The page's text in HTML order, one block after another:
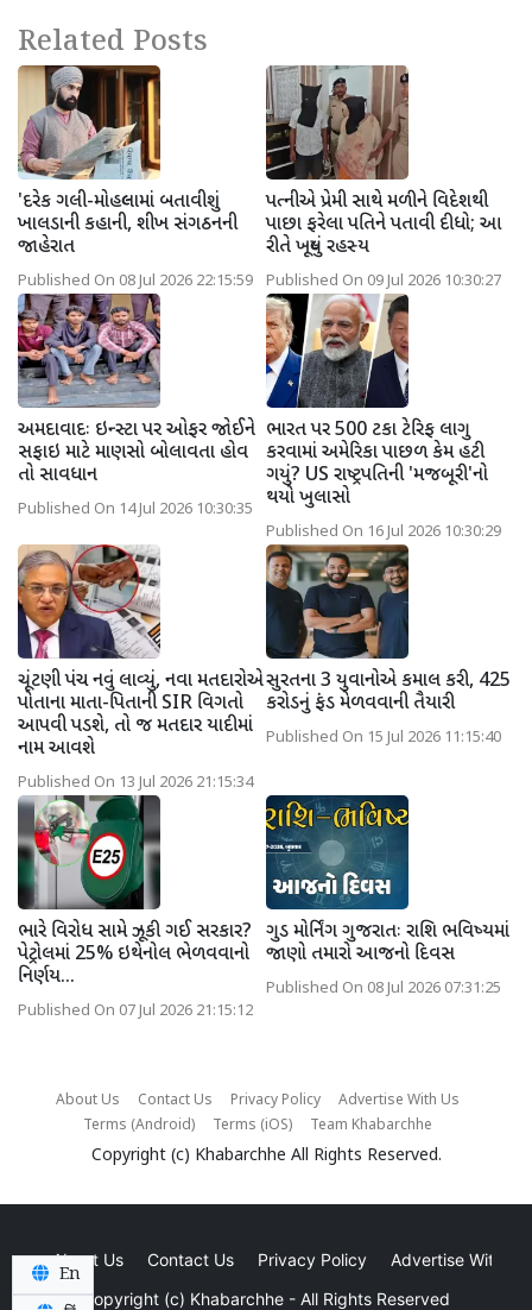
Related Posts
'દરેક ગલી-મોહલ્લામાં બતાવીશું
ખાલડાની કહાની, શીખ સંગઠનની
જાહેરાત
Published On 08 Jul 2026 22:15:59
પત્નીએ પ્રેમી સાથે મળીને વિદેશથી
પાછા ફરેલા પતિને પતાવી દીધો; આ
રીતે ખૂલ્યું રહસ્ય
Published On 09 Jul 2026 10:30:27
અમદાવાદઃ ઇન્સ્ટા પર ઓફર જોઈને
સફાઇ માટે માણસો બોલાવતા હોવ
તો સાવધાન
Published On 14 Jul 2026 10:30:35
ભારત પર 500 ટકા ટેરિફ લાગુ
કરવામાં અમેરિકા પાછળ કેમ હટી
ગયું? US રાષ્ટ્રપતિની 'મજબૂરી'નો
થયો ખુલાસો
Published On 16 Jul 2026 10:30:29
ચૂંટણી પંચ નવું લાવ્યું, નવા મતદારોએ
પોતાના માતા-પિતાની SIR વિગતો
આપવી પડશે, તો જ મતદાર યાદીમાં
નામ આવશે
Published On 13 Jul 2026 21:15:34
સુરતના 3 યુવાનોએ કમાલ કરી, 425
કરોડનું ફંડ મેળવવાની તૈયારી
Published On 15 Jul 2026 11:15:40
ભારે વિરોધ સામે ઝૂકી ગઈ સરકાર?
પેટ્રોલમાં 25% ઇથેનોલ ભેળવવાનો
નિર્ણય...
Published On 07 Jul 2026 21:15:12
ગુડ મોર્નિંગ ગુજરાતઃ રાશિ ભવિષ્યમાં
જાણો તમારો આજનો દિવસ
Published On 08 Jul 2026 07:31:25
About Us Contact Us Privacy Policy
Advertise With Us
Terms (Android)
Terms (iOS) Team Khabarchhe
Copyright (c) Khabarchhe All Rights Reserved.
About Us Contact Us Privacy Policy
Advertise With Us
Copyright (c) Khabarchhe - All Rights Reserved
En